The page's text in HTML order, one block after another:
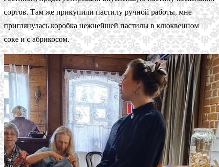
сортов. Там же прикупили пастилу ручной работы, мне
приглянулась коробка нежнейшей пастилы в клюквенном
соке и с абрикосом.